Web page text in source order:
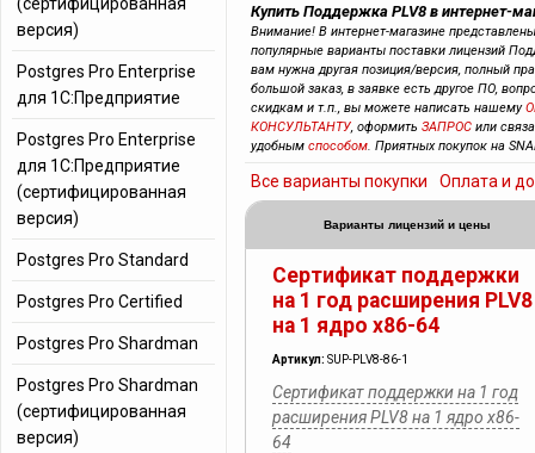
Купить Поддержка PLV8 в интернет-
Внимание! В интернет-магазине
популярные варианты поставки лицензий
вам нужна другая позиция/версия, полный
большой заказ, в заявке есть другое ПО,
скидкам и т.п., вы можете написать нашему
КОНСУЛЬТАНТУ, оформить ЗАПРОС или
удобным способом. Приятных покупок на
Все варианты покупки Оплата и
Варианты лицензий и цены
Сертификат поддержки
на 1 год расширения PLV8
на 1 ядро x86-64
Артикул: SUP-PLV8-86-1
Сертификат поддержки на 1 год
расширения PLV8 на 1 ядро x86-
64
версия)
Postgres Pro Enterprise
для 1С:Предприятие
Postgres Pro Enterprise
для 1С:Предприятие
(сертифицированная
версия)
Postgres Pro Standard
Postgres Pro Certified
Postgres Pro Shardman
Postgres Pro Shardman
(сертифицированная
версия)